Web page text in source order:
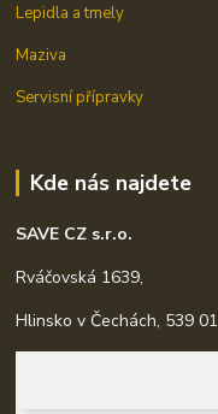
Lepidla a tmely
Maziva
Servisní přípravky
Kde nás najdete
SAVE CZ s.r.o.
Rváčovská 1639,
Hlinsko v Čechách, 539 01